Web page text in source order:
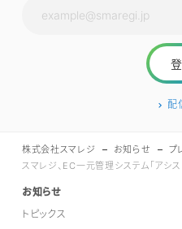
配
株式会社スマレジ お知らせ
プ
スマレジ、EC一元管理システム「アシ
お知らせ
トピックス